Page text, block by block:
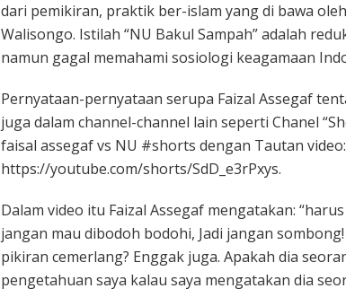
dari pemikiran, praktik ber-islam yang di bawa
Walisongo. Istilah “NU Bakul Sampah” adalah
namun gagal memahami sosiologi keagamaan
Pernyataan-pernyataan serupa Faizal Assegaf
juga dalam channel-channel lain seperti Chanel
faisal assegaf vs NU #shorts dengan Tautan video:
https://youtube.com/shorts/SdD_e3rPxys.
Dalam video itu Faizal Assegaf mengatakan:
jangan mau dibodoh bodohi, Jadi jangan
pikiran cemerlang? Enggak juga. Apakah dia
pengetahuan saya kalau saya mengatakan dia